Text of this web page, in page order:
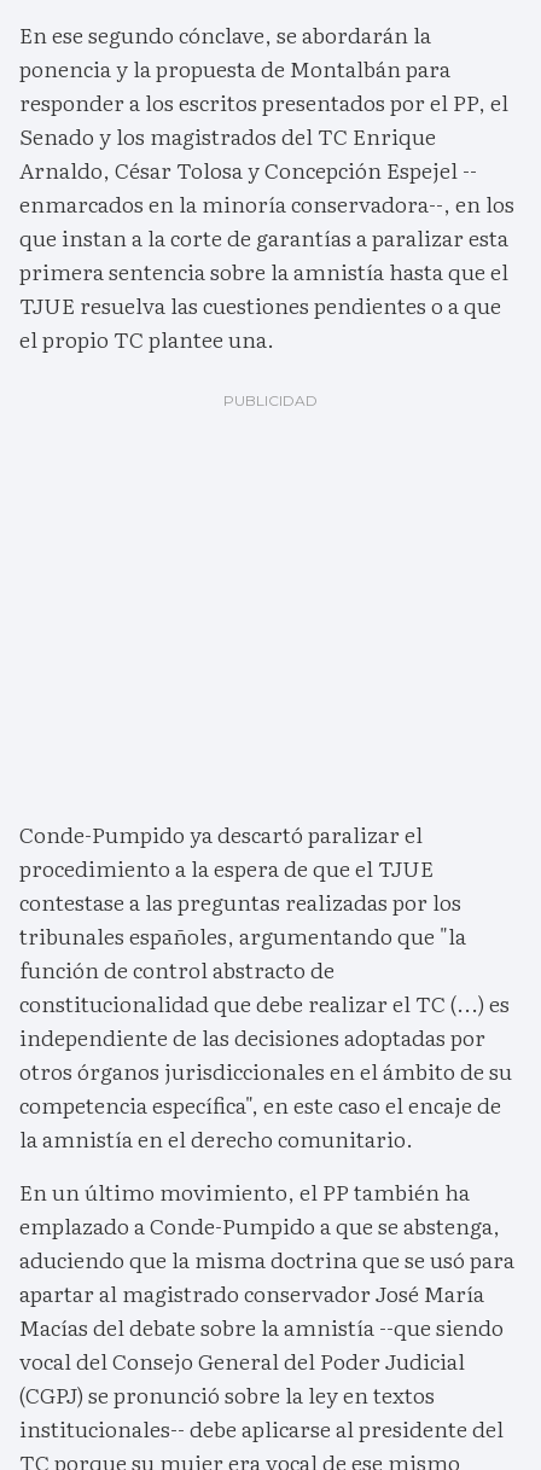
En ese segundo cónclave, se abordarán la
ponencia y la propuesta de Montalbán para
responder a los escritos presentados por el PP, el
Senado y los magistrados del TC Enrique
Arnaldo, César Tolosa y Concepción Espejel --
enmarcados en la minoría conservadora--, en los
que instan a la corte de garantías a paralizar esta
primera sentencia sobre la amnistía hasta que el
TJUE resuelva las cuestiones pendientes o a que
el propio TC plantee una.
Conde-Pumpido ya descartó paralizar el
procedimiento a la espera de que el TJUE
contestase a las preguntas realizadas por los
tribunales españoles, argumentando que "la
función de control abstracto de
constitucionalidad que debe realizar el TC (...) es
independiente de las decisiones adoptadas por
otros órganos jurisdiccionales en el ámbito de su
competencia específica", en este caso el encaje de
la amnistía en el derecho comunitario.
En un último movimiento, el PP también ha
emplazado a Conde-Pumpido a que se abstenga,
aduciendo que la misma doctrina que se usó para
apartar al magistrado conservador José María
Macías del debate sobre la amnistía --que siendo
vocal del Consejo General del Poder Judicial
(CGPJ) se pronunció sobre la ley en textos
institucionales-- debe aplicarse al presidente del
TC porque su mujer era vocal de ese mismo